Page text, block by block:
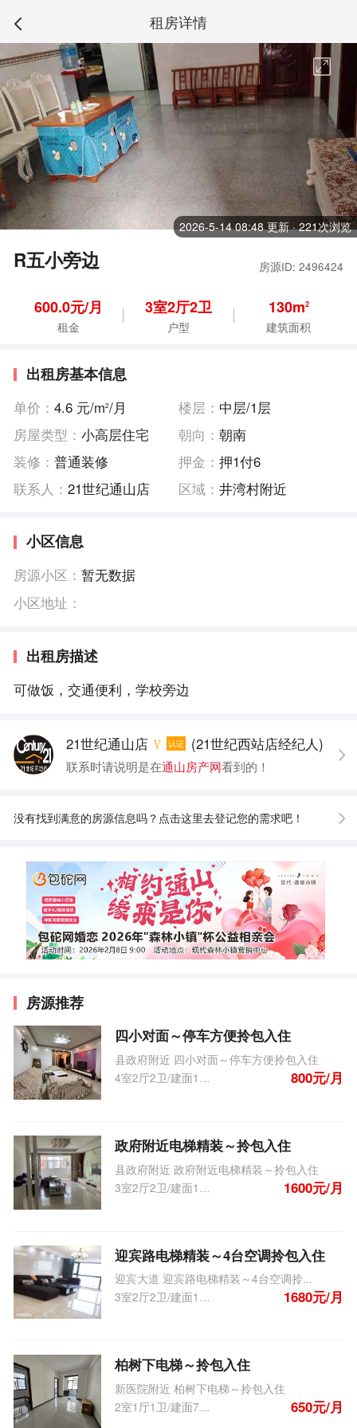
租房详情
R五小旁边 房源ID: 2496424
600.0元/月
租金
3室2厅2卫
户型
130m2
建筑面积
2026-5-14 08:48 更新 · 221次浏览
出租房基本信息
单价： 4.6 元/m2/月 楼层： 中层/1层
房屋类型： 小高层住宅 朝向： 朝南
装修： 普通装修 押金： 押1付6
联系人： 21世纪通山店 区域： 井湾村附近
小区信息
房源小区： 暂无数据
小区地址：
出租房描述
可做饭，交通便利，学校旁边
21世纪通山店 认证 (21世纪西站店经纪人)
联系时请说明是在通山房产网看到的！
没有找到满意的房源信息吗？点击这里去登记您的需求吧！
房源推荐
四小对面～停车方便拎包入住
县政府附近 四小对面～停车方便拎包入住
4室2厅2卫/建面152.0m
800元/月
政府附近电梯精装～拎包入住
县政府附近 政府附近电梯精装～拎包入住
3室2厅2卫/建面134.0m
1600元/月
迎宾路电梯精装～4台空调拎包入住
迎宾大道 迎宾路电梯精装～4台空调拎...
3室2厅2卫/建面158.0m
1680元/月
柏树下电梯～拎包入住
新医院附近 柏树下电梯～拎包入住
2室1厅1卫/建面70.0m
650元/月